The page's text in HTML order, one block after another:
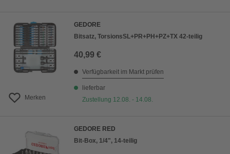
Merken
GEDORE
Bitsatz, TorsionsSL+PR+PH+PZ+TX 42-teilig
40,99 €
Verfügbarkeit im Markt prüfen
lieferbar
Zustellung 12.08. - 14.08.
GEDORE RED
Bit-Box, 1/4", 14-teilig